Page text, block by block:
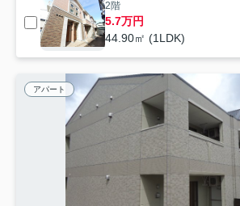
2階
5.7万円
44.90㎡ (1LDK)
アパート